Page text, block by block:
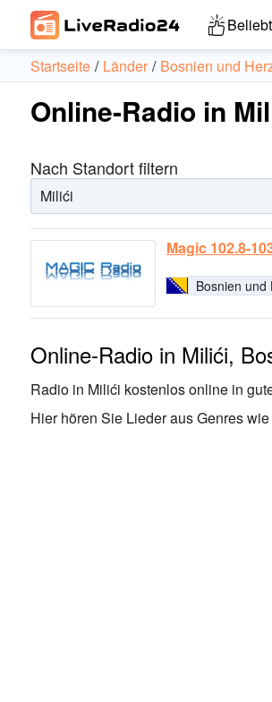
Beliebt
Startseite Länder Bosnien und
Online-Radio in
Nach Standort filtern
Milići
Magic 102.8-
Bosnien und
Online-Radio in Milići,
Radio in Milići kostenlos online in
Hier hören Sie Lieder aus Genres wie